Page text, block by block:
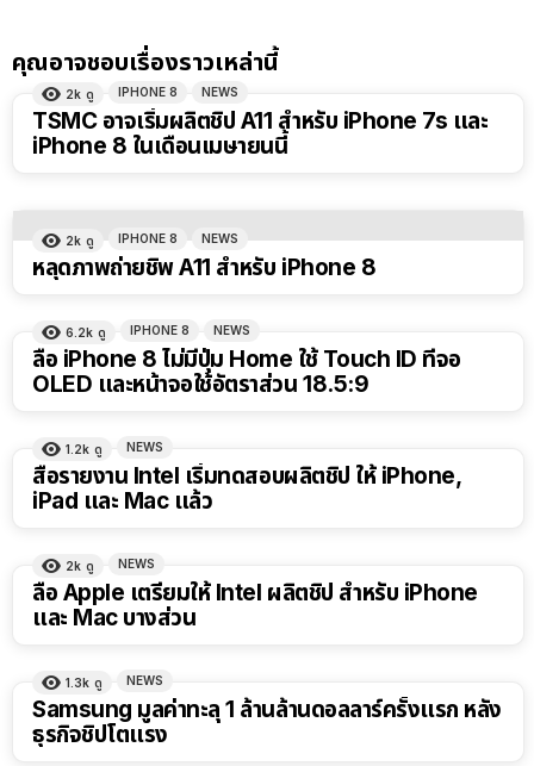
คุณอาจชอบเรื่องราวเหล่านี้
2k ดู IPHONE 8 NEWS
TSMC อาจเริ่มผลิตชิป A11 สำหรับ iPhone 7s และ
iPhone 8 ในเดือนเมษายนนี้
2k ดู IPHONE 8 NEWS
หลุดภาพถ่ายชิพ A11 สำหรับ iPhone 8
6.2k ดู IPHONE 8 NEWS
ลือ iPhone 8 ไม่มีปุ่ม Home ใช้ Touch ID ที่จอ
OLED และหน้าจอใช้อัตราส่วน 18.5:9
1.2k ดู NEWS
สื่อรายงาน Intel เริ่มทดสอบผลิตชิป ให้ iPhone,
iPad และ Mac แล้ว
2k ดู NEWS
ลือ Apple เตรียมให้ Intel ผลิตชิป สำหรับ iPhone
และ Mac บางส่วน
1.3k ดู NEWS
Samsung มูลค่าทะลุ 1 ล้านล้านดอลลาร์ครั้งแรก หลัง
ธุรกิจชิปโตแรง